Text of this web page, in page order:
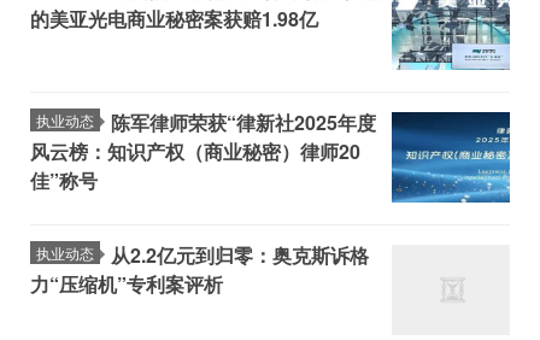
的美亚光电商业秘密案获赔1.98亿
执业动态
陈军律师荣获“律新社2025年度
风云榜：知识产权（商业秘密）律师20
佳”称号
执业动态
从2.2亿元到归零：奥克斯诉格
力“压缩机”专利案评析